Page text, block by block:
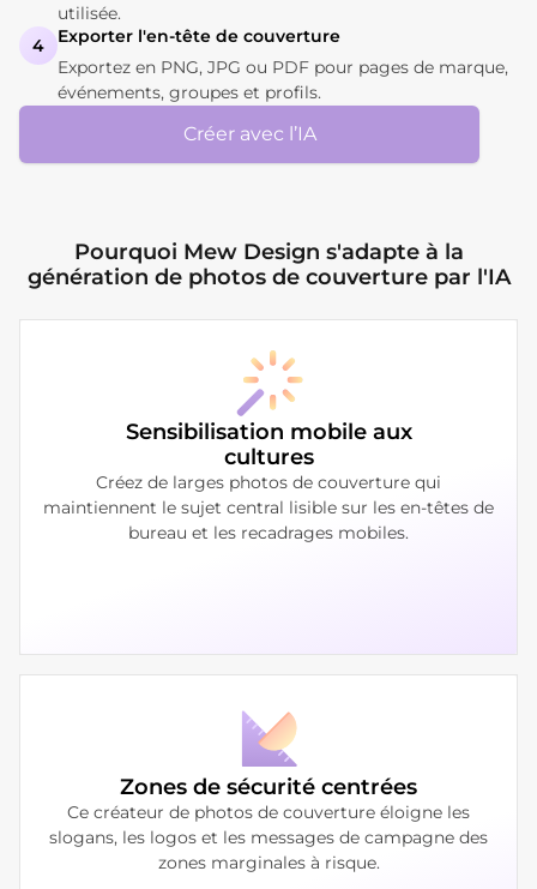
utilisée.
4
Exporter l'en-tête de couverture
Exportez en PNG, JPG ou PDF pour pages de marque,
événements, groupes et profils.
Créer avec l’IA
Pourquoi Mew Design s'adapte à la
génération de photos de couverture par l'IA
Sensibilisation mobile aux
cultures
Créez de larges photos de couverture qui
maintiennent le sujet central lisible sur les en-têtes de
bureau et les recadrages mobiles.
Zones de sécurité centrées
Ce créateur de photos de couverture éloigne les
slogans, les logos et les messages de campagne des
zones marginales à risque.